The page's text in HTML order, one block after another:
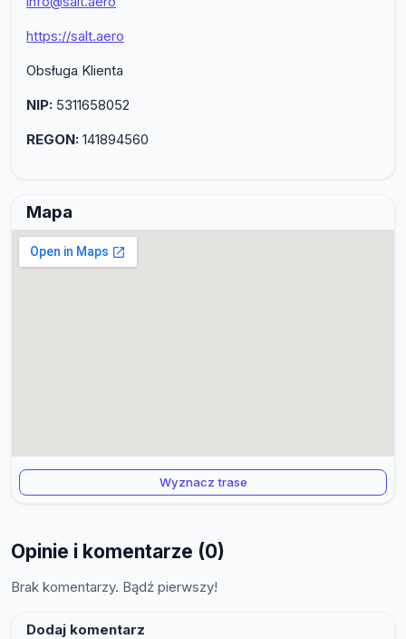
https://salt.aero
Obsługa Klienta
NIP: 5311658052
REGON: 141894560
Mapa
Wyznacz trase
Opinie i komentarze (0)
Brak komentarzy. Bądź pierwszy!
Dodaj komentarz